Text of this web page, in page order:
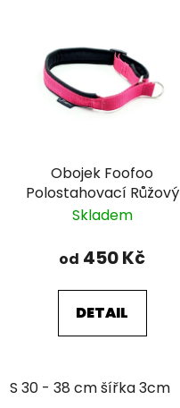
Obojek Foofoo
Polostahovací Růžový
Skladem
od 450 Kč
DETAIL
S 30 - 38 cm šířka 3cm